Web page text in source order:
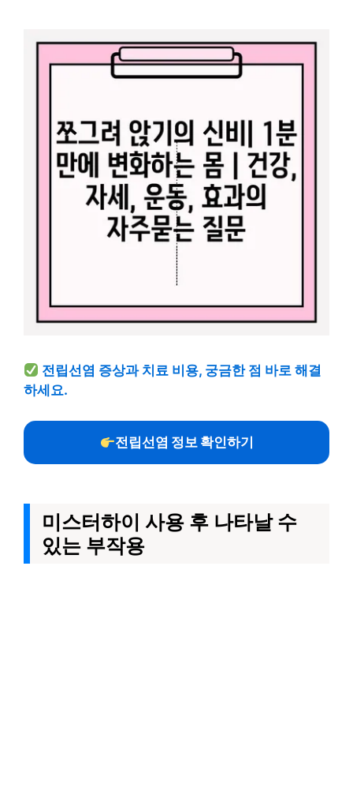
전립선염 증상과 치료 비용, 궁금한 점 바로 해결
하세요.
전립선염 정보 확인하기
미스터하이 사용 후 나타날 수
있는 부작용